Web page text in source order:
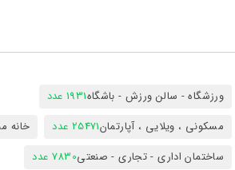
ورزشگاه - سالن ورزش - باشگاه1931 عدد
مسکونی ، ویلایی ، آپارتمان25471 عدد خانه
ساختمان اداری - تجاری - صنعتی7830 عدد